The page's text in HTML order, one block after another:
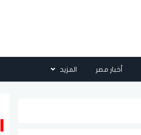
أخبار مصر المزيد